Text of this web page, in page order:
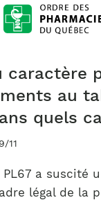
caractère
au
quels
11
PL67 a suscité
légal de la